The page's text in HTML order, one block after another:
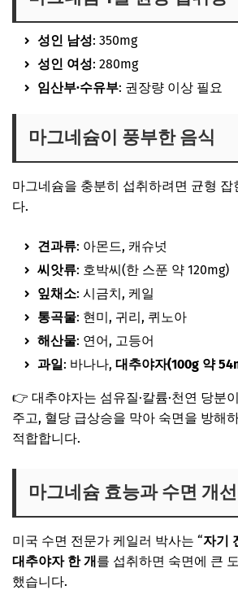
성인 남성: 350mg
성인 여성: 280mg
임산부·수유부: 권장량 이상 필요
마그네슘이 풍부한 음식
마그네슘을 충분히 섭취하려면 균형 잡
다.
견과류: 아몬드, 캐슈넛
씨앗류: 호박씨(한 스푼 약 120mg)
잎채소: 시금치, 케일
통곡물: 현미, 귀리, 퀴노아
해산물: 연어, 고등어
과일: 바나나, 대추야자(100g 약
👉 대추야자는 섬유질·칼륨·천연 당분
주고, 혈당 급상승을 막아 숙면을 방해
적합합니다.
마그네슘 효능과 수면 개선
미국 수면 전문가 케일러 박사는 “자기
대추야자 한 개를 섭취하면 숙면에 큰
했습니다.